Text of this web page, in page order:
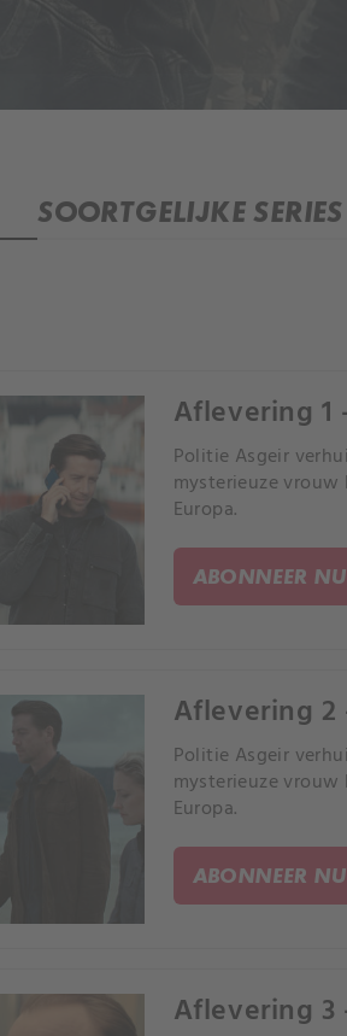
SOORTGELIJKE
Aflevering 1
Politie Asgeir
mysterieuze
Europa.
ABONNEER NU
Aflevering
Politie Asgeir
mysterieuze
Europa.
ABONNEER NU
Aflevering